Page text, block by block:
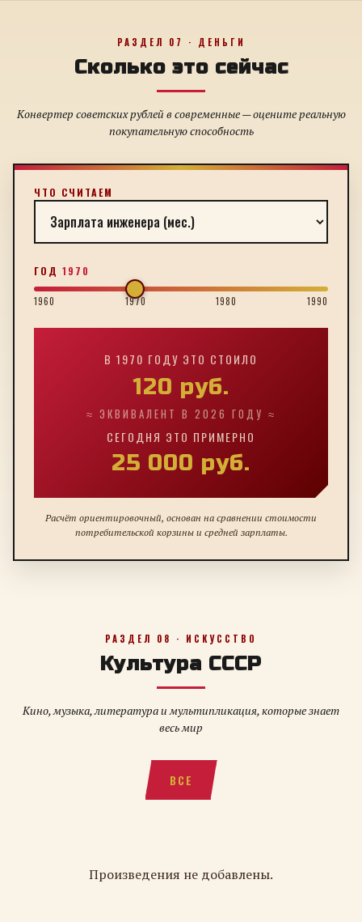
РАЗДЕЛ 07 · ДЕНЬГИ
Сколько это сейчас
Конвертер советских рублей в современные — оцените реальную
покупательную способность
ЧТО СЧИТАЕМ
ГОД 1970
1960 1970 1980 1990
В 1970 ГОДУ ЭТО СТОИЛО
120 руб.
≈ ЭКВИВАЛЕНТ В 2026 ГОДУ ≈
СЕГОДНЯ ЭТО ПРИМЕРНО
25 000 руб.
Расчёт ориентировочный, основан на сравнении стоимости
потребительской корзины и средней зарплаты.
РАЗДЕЛ 08 · ИСКУССТВО
Культура СССР
Кино, музыка, литература и мультипликация, которые знает
весь мир
ВСЕ
Произведения не добавлены.